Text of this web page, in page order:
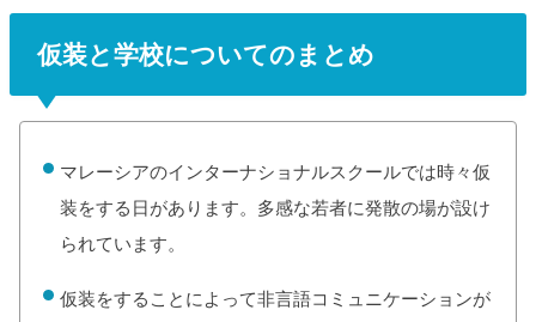
仮装と学校についてのまとめ
マレーシアのインターナショナルスクールでは時々仮
装をする日があります。多感な若者に発散の場が設け
られています。
仮装をすることによって非言語コミュニケーションが